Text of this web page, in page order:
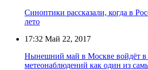
Синоптики рассказали, когда в
лето
17:32 Май 22, 2017
Нынешний май в Москве войдёт
метеонаблюдений как один из